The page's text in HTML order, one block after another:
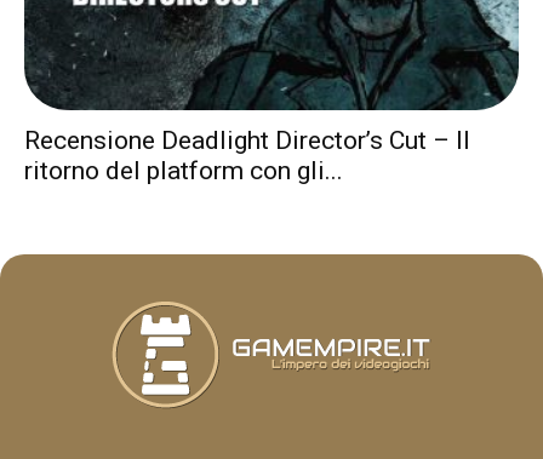
Recensione Deadlight Director’s Cut – Il
ritorno del platform con gli...